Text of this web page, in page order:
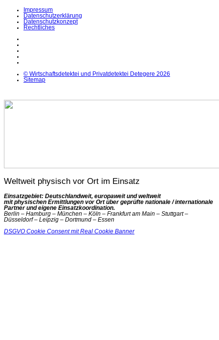
Impressum
Datenschutzerklärung
Datenschutzkonzept
Rechtliches
© Wirtschaftsdetektei und Privatdetektei Detegere 2026
Sitemap
Weltweit physisch vor Ort im Einsatz
Einsatzgebiet: Deutschlandweit, europaweit und weltweit
mit physischen Ermittlungen vor Ort über geprüfte nationale / internationale
Partner und eigene Einsatzkoordination.
Berlin – Hamburg – München – Köln – Frankfurt am Main – Stuttgart –
Düsseldorf – Leipzig – Dortmund – Essen
DSGVO Cookie Consent mit Real Cookie Banner